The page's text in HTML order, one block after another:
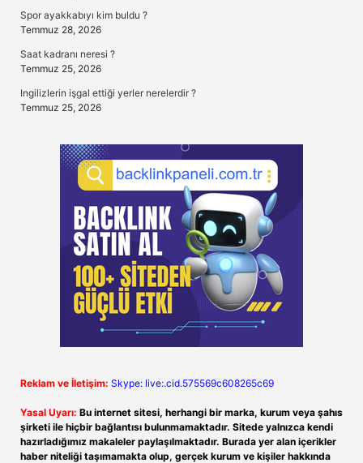
Spor ayakkabıyı kim buldu ?
Temmuz 28, 2026
Saat kadranı neresi ?
Temmuz 25, 2026
Ingilizlerin işgal ettiği yerler nerelerdir ?
Temmuz 25, 2026
Reklam ve İletişim: Skype: live:.cid.575569c608265c69
Yasal Uyarı: Bu internet sitesi, herhangi bir marka, kurum veya şahıs
şirketi ile hiçbir bağlantısı bulunmamaktadır. Sitede yalnızca kendi
hazırladığımız makaleler paylaşılmaktadır. Burada yer alan içerikler
haber niteliği taşımamakta olup, gerçek kurum ve kişiler hakkında